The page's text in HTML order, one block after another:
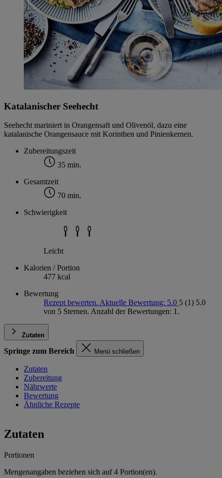
Katalanischer Seehecht
Seehecht mariniert in Orangensaft und Olivenöl, dazu eine
katalanische Orangensauce mit Korinthen und Pinienkernen.
Zubereitungszeit
35 min.
Gesamtzeit
70 min.
Schwierigkeit
Leicht
Kalorien / Portion
477 kcal
Bewertung
Rezept bewerten. Aktuelle Bewertung: 5.0 5 (1) 5.0
von 5 Sternen. Anzahl der Bewertungen: 1.
Zutaten
Springe zum Bereich Menü schließen
Zutaten
Zubereitung
Nährwerte
Bewertung
Ähnliche Rezepte
Zutaten
Portionen
Mengenangaben beziehen sich auf4 Portion(en).